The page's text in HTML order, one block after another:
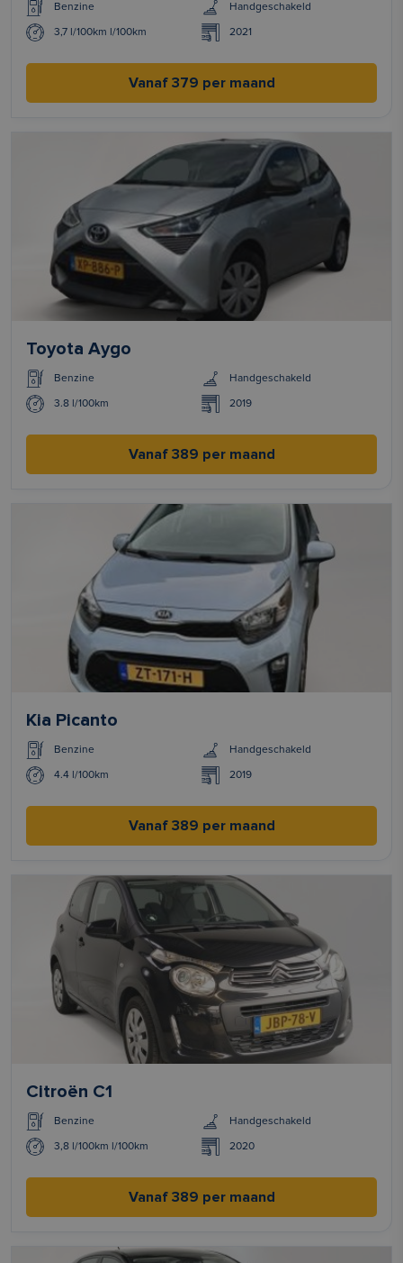
Benzine Handgeschakeld
3,7 l/100km l/100km 2021
Vanaf 379 per maand
Toyota Aygo
Benzine Handgeschakeld
3.8 l/100km 2019
Vanaf 389 per maand
Kia Picanto
Benzine Handgeschakeld
4.4 l/100km 2019
Vanaf 389 per maand
Citroën C1
Benzine Handgeschakeld
3,8 l/100km l/100km 2020
Vanaf 389 per maand